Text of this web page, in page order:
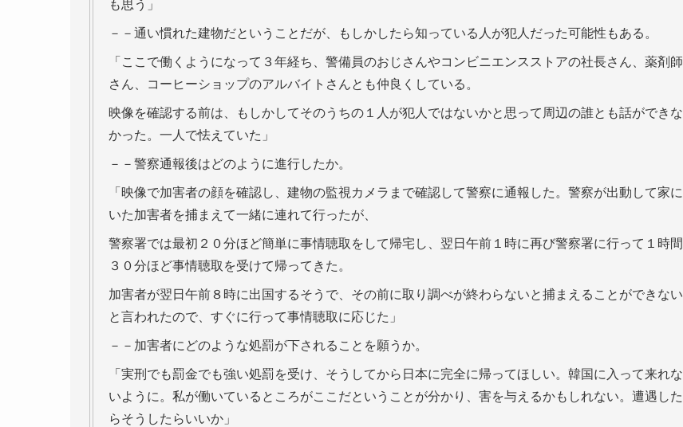
も思う」
－－通い慣れた建物だということだが、もしかしたら知っている人が犯人だった可能性もある。
「ここで働くようになって３年経ち、警備員のおじさんやコンビニエンスストアの社長さん、薬剤師
さん、コーヒーショップのアルバイトさんとも仲良くしている。
映像を確認する前は、もしかしてそのうちの１人が犯人ではないかと思って周辺の誰とも話ができな
かった。一人で怯えていた」
－－警察通報後はどのように進行したか。
「映像で加害者の顔を確認し、建物の監視カメラまで確認して警察に通報した。警察が出動して家に
いた加害者を捕まえて一緒に連れて行ったが、
警察署では最初２０分ほど簡単に事情聴取をして帰宅し、翌日午前１時に再び警察署に行って１時間
３０分ほど事情聴取を受けて帰ってきた。
加害者が翌日午前８時に出国するそうで、その前に取り調べが終わらないと捕まえることができない
と言われたので、すぐに行って事情聴取に応じた」
－－加害者にどのような処罰が下されることを願うか。
「実刑でも罰金でも強い処罰を受け、そうしてから日本に完全に帰ってほしい。韓国に入って来れな
いように。私が働いているところがここだということが分かり、害を与えるかもしれない。遭遇した
らそうしたらいいか」